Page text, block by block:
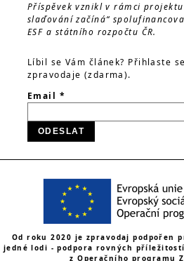
Příspěvek vznikl v rámci
slaďování začíná“
ESF a státního rozpočtu ČR.
Líbil se Vám článek? Přihlaste
zpravodaje (zdarma).
Email *
Od roku 2020 je zpravodaj podpořen
jedné lodi - podpora rovných
z Operačního programu